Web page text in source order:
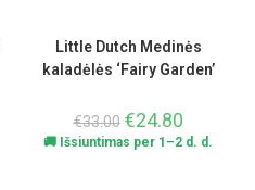
Little Dutch Medinės
kaladėlės ‘Fairy Garden’
€33.00 €24.80
🚚 Išsiuntimas per 1–2 d. d.